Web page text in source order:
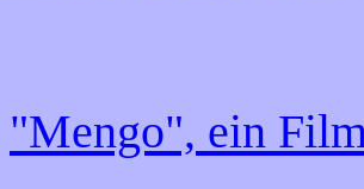
"Mengo", ein